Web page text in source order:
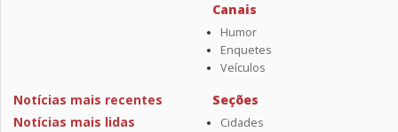
Canais
Humor
Enquetes
Veículos
Notícias mais recentes
Notícias mais lidas
Seções
Cidades